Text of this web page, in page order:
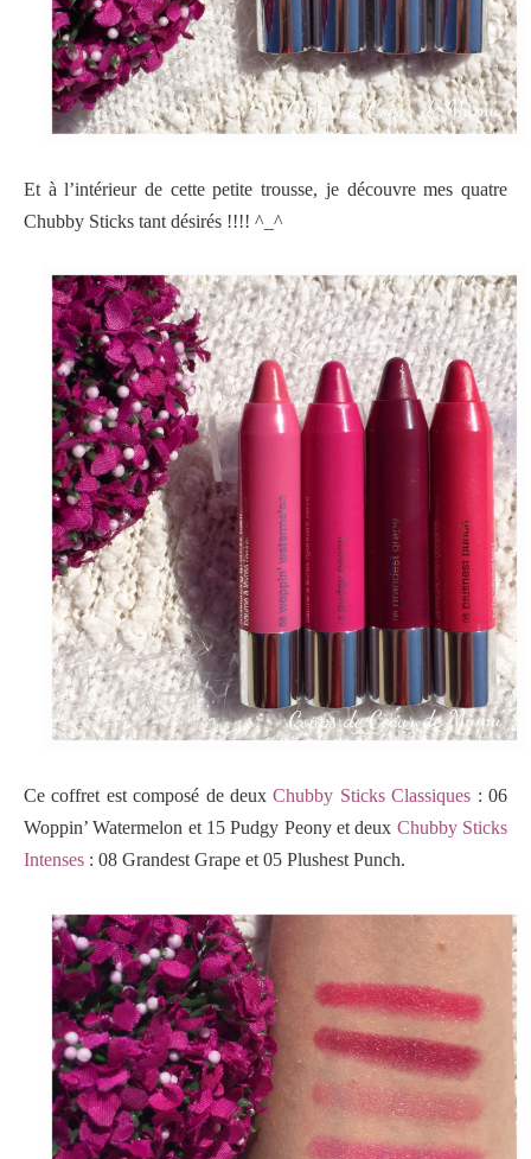
Et à l’intérieur de cette petite trousse, je découvre mes quatre
Chubby Sticks tant désirés !!!! ^_^
Ce coffret est composé de deuxChubby Sticks Classiques : 06
Woppin’ Watermelon et 15 Pudgy Peony et deux Chubby Sticks
Intenses : 08 Grandest Grape et 05 Plushest Punch.